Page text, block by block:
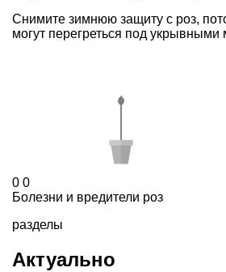
Снимите зимнюю защиту с роз,
могут перегреться под укрывными
0 0
Болезни и вредители роз
разделы
Актуально